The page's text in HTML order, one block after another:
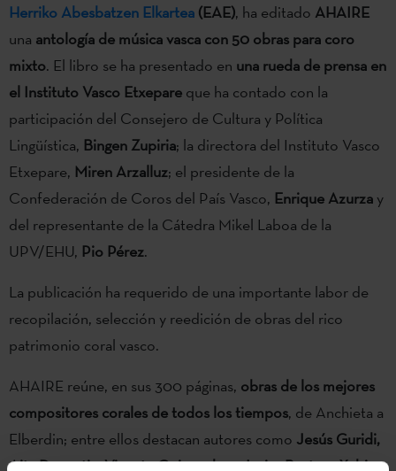
Herriko Abesbatzen Elkartea (EAE), ha editado AHAIRE
una antología de música vasca con 50 obras para coro
mixto. El libro se ha presentado en una rueda de prensa en
el Instituto Vasco Etxepare que ha contado con la
participación del Consejero de Cultura y Política
Lingüística, Bingen Zupiria; la directora del Instituto Vasco
Etxepare, Miren Arzalluz; el presidente de la
Confederación de Coros del País Vasco, Enrique Azurza y
del representante de la Cátedra Mikel Laboa de la
UPV/EHU, Pio Pérez.
La publicación ha requerido de una importante labor de
recopilación, selección y reedición de obras del rico
patrimonio coral vasco.
AHAIRE reúne, en sus 300 páginas, obras de los mejores
compositores corales de todos los tiempos, de Anchieta a
Elberdin; entre ellos destacan autores como Jesús Guridi,
Aita Donostia, Vicente Goicoechea, Javier Busto o Xabier